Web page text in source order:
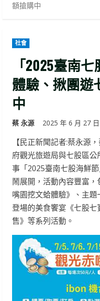
額搶購中
社會
「2025臺南
體驗、揪團遊
中
蔡 永源 2025 年 6 月 27 日
【民正新聞記者:蔡永源
府觀光旅遊局與七股區
事「2025臺南七股海鮮
鬧展開，活動內容豐富
嘴園挖文蛤體驗》、主
登場的美食饗宴《七股
售》等系列活動。